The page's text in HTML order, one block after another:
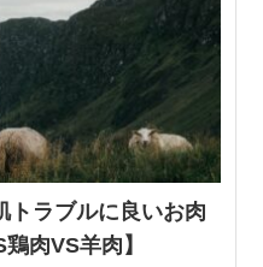
トラブルに良いお肉
肉VS羊肉】